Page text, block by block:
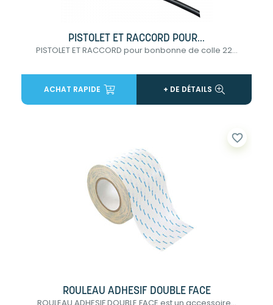
PISTOLET ET RACCORD POUR...
PISTOLET ET RACCORD pour bonbonne de colle 22...
ACHAT RAPIDE + DE DÉTAILS
favorite_border
ROULEAU ADHESIF DOUBLE FACE